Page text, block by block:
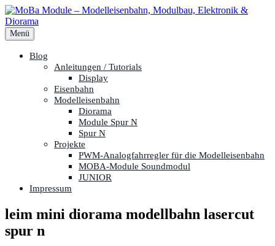
Zum
Inhalt
springen
Menü
Blog
Anleitungen / Tutorials
Display
Eisenbahn
Modelleisenbahn
Diorama
Module Spur N
Spur N
Projekte
PWM-Analogfahrregler für die Modelleisenbahn
MOBA-Module Soundmodul
JUNIOR
Impressum
leim mini diorama modellbahn lasercut
spur n